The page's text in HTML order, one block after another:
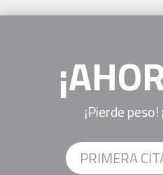
¡Pierde peso!
PRIMERA